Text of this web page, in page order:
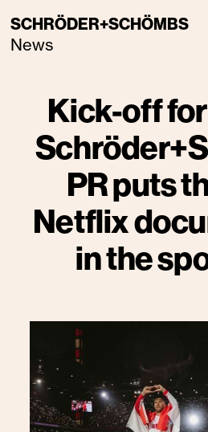
SCHRÖDER+SCHÖMBS
News
Kick-off
PR puts
Netflix
in the